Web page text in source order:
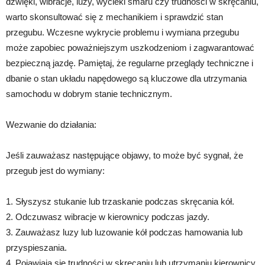
warto skonsultować się z mechanikiem i sprawdzić stan
przegubu. Wczesne wykrycie problemu i wymiana przegubu
może zapobiec poważniejszym uszkodzeniom i zagwarantować
bezpieczną jazdę. Pamiętaj, że regularne przeglądy techniczne i
dbanie o stan układu napędowego są kluczowe dla utrzymania
samochodu w dobrym stanie technicznym.
Wezwanie do działania:
Jeśli zauważasz następujące objawy, to może być sygnał, że
przegub jest do wymiany:
1. Słyszysz stukanie lub trzaskanie podczas skręcania kół.
2. Odczuwasz wibracje w kierownicy podczas jazdy.
3. Zauważasz luzy lub luzowanie kół podczas hamowania lub
przyspieszania.
4. Pojawiają się trudności w skręcaniu lub utrzymaniu kierownicy